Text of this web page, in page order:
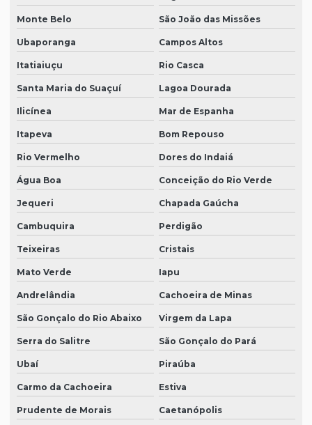
Monte Belo São João das Missões
Ubaporanga Campos Altos
Itatiaiuçu Rio Casca
Santa Maria do Suaçuí Lagoa Dourada
Ilicínea Mar de Espanha
Itapeva Bom Repouso
Rio Vermelho Dores do Indaiá
Água Boa Conceição do Rio Verde
Jequeri Chapada Gaúcha
Cambuquira Perdigão
Teixeiras Cristais
Mato Verde Iapu
Andrelândia Cachoeira de Minas
São Gonçalo do Rio Abaixo Virgem da Lapa
Serra do Salitre São Gonçalo do Pará
Ubaí Piraúba
Carmo da Cachoeira Estiva
Prudente de Morais Caetanópolis